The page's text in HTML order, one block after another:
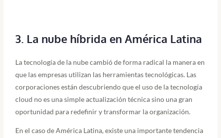
3. La nube híbrida en América Latina
La tecnología de la nube cambió de forma radical la manera en
que las empresas utilizan las herramientas tecnológicas. Las
corporaciones están descubriendo que el uso de la tecnología
cloud no es una simple actualización técnica sino una gran
oportunidad para redefinir y transformar la organización.
En el caso de América Latina, existe una importante tendencia